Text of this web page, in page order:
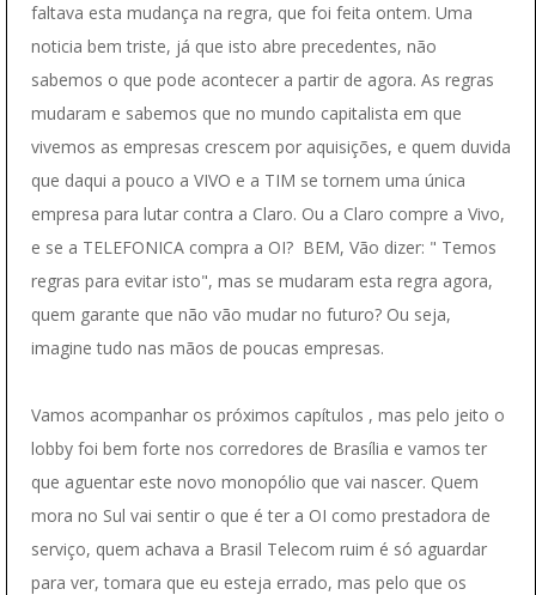
faltava esta mudança na regra, que foi feita ontem. Uma
noticia bem triste, já que isto abre precedentes, não
sabemos o que pode acontecer a partir de agora. As regras
mudaram e sabemos que no mundo capitalista em que
vivemos as empresas crescem por aquisições, e quem duvida
que daqui a pouco a VIVO e a TIM se tornem uma única
empresa para lutar contra a Claro. Ou a Claro compre a Vivo,
e se a TELEFONICA compra a OI? BEM, Vão dizer: " Temos
regras para evitar isto", mas se mudaram esta regra agora,
quem garante que não vão mudar no futuro? Ou seja,
imagine tudo nas mãos de poucas empresas.
Vamos acompanhar os próximos capítulos , mas pelo jeito o
lobby foi bem forte nos corredores de Brasília e vamos ter
que aguentar este novo monopólio que vai nascer. Quem
mora no Sul vai sentir o que é ter a OI como prestadora de
serviço, quem achava a Brasil Telecom ruim é só aguardar
para ver, tomara que eu esteja errado, mas pelo que os